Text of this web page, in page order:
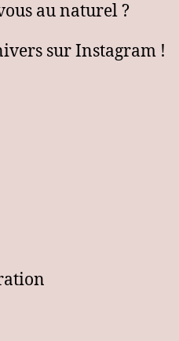
au naturel ?
sur Instagram !